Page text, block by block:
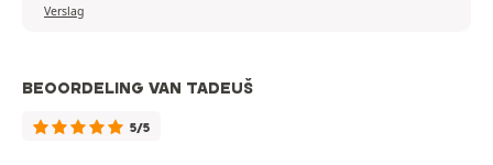
Verslag
BEOORDELING VAN TADEUŠ
5/5